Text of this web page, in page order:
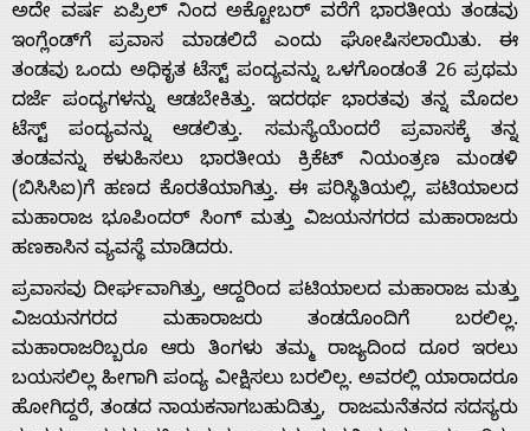
ಅದೇ ವರ್ಷ ಏಪ್ರಿಲ್ ನಿಂದ ಅಕ್ಟೋಬರ್ ವರೆಗೆ ಭಾರತೀಯ ತಂಡವು
ಇಂಗ್ಲೆಂಡ್‌ಗೆ ಪ್ರವಾಸ ಮಾಡಲಿದೆ ಎಂದು ಘೋಷಿಸಲಾಯಿತು. ಈ
ತಂಡವು ಒಂದು ಅಧಿಕೃತ ಟೆಸ್ಟ್ ಪಂದ್ಯವನ್ನು ಒಳಗೊಂಡಂತೆ 26 ಪ್ರಥಮ
ದರ್ಜೆ ಪಂದ್ಯಗಳನ್ನು ಆಡಬೇಕಿತ್ತು. ಇದರರ್ಥ ಭಾರತವು ತನ್ನ ಮೊದಲ
ಟೆಸ್ಟ್ ಪಂದ್ಯವನ್ನು ಆಡಲಿತ್ತು. ಸಮಸ್ಯೆಯೆಂದರೆ ಪ್ರವಾಸಕ್ಕೆ ತನ್ನ
ತಂಡವನ್ನು ಕಳುಹಿಸಲು ಭಾರತೀಯ ಕ್ರಿಕೆಟ್ ನಿಯಂತ್ರಣ ಮಂಡಳಿ
(ಬಿಸಿಸಿಐ)ಗೆ ಹಣದ ಕೊರತೆಯಾಗಿತ್ತು. ಈ ಪರಿಸ್ಥಿತಿಯಲ್ಲಿ, ಪಟಿಯಾಲದ
ಮಹಾರಾಜ ಭೂಪಿಂದರ್ ಸಿಂಗ್ ಮತ್ತು ವಿಜಯನಗರದ ಮಹಾರಾಜರು
ಹಣಕಾಸಿನ ವ್ಯವಸ್ಥೆ ಮಾಡಿದರು.
ಪ್ರವಾಸವು ದೀರ್ಘವಾಗಿತ್ತು, ಆದ್ದರಿಂದ ಪಟಿಯಾಲದ ಮಹಾರಾಜ ಮತ್ತು
ವಿಜಯನಗರದ ಮಹಾರಾಜರು ತಂಡದೊಂದಿಗೆ ಬರಲಿಲ್ಲ.
ಮಹಾರಾಜರಿಬ್ಬರೂ ಆರು ತಿಂಗಳು ತಮ್ಮ ರಾಜ್ಯದಿಂದ ದೂರ ಇರಲು
ಬಯಸಲಿಲ್ಲ ಹೀಗಾಗಿ ಪಂದ್ಯ ವೀಕ್ಷಿಸಲು ಬರಲಿಲ್ಲ. ಅವರಲ್ಲಿ ಯಾರಾದರೂ
ಹೋಗಿದ್ದರೆ, ತಂಡದ ನಾಯಕನಾಗಬಹುದಿತ್ತು, ರಾಜಮನೆತನದ ಸದಸ್ಯರು